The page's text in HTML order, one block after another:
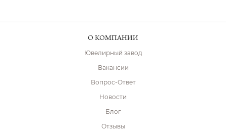
О КОМПАНИИ
Ювелирный завод
Вакансии
Вопрос-Ответ
Новости
Блог
Отзывы